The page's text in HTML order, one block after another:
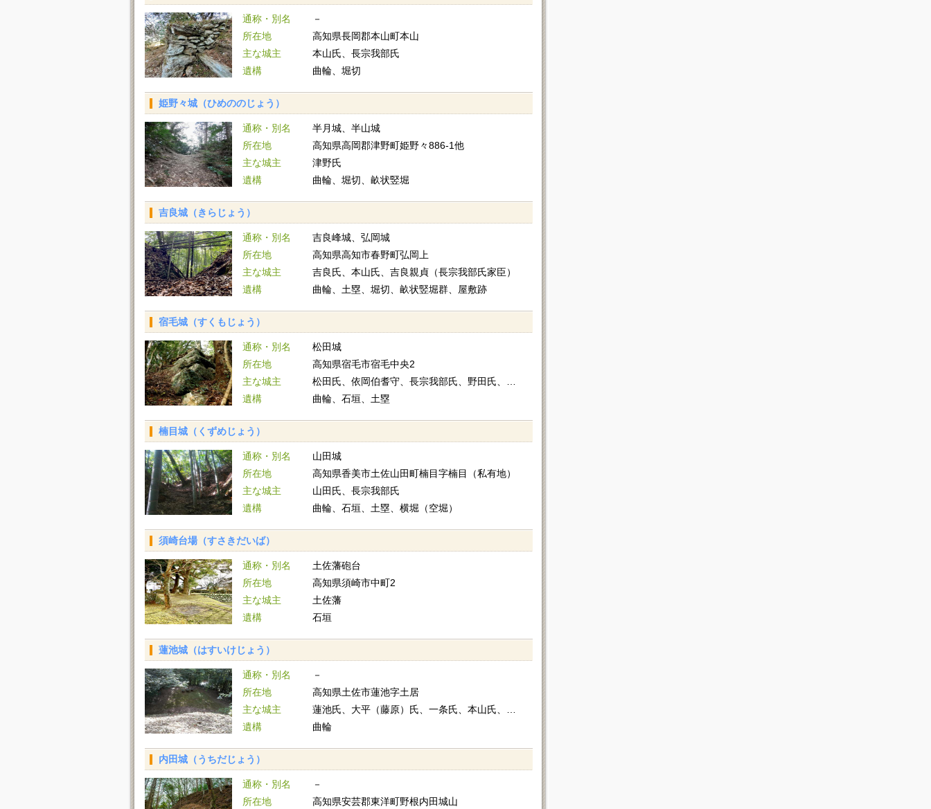
通称・別名
－
所在地
高知県長岡郡本山町本山
主な城主
本山氏、長宗我部氏
遺構
曲輪、堀切
姫野々城（ひめののじょう）
通称・別名
半月城、半山城
所在地
高知県高岡郡津野町姫野々886-1他
主な城主
津野氏
遺構
曲輪、堀切、畝状竪堀
吉良城（きらじょう）
通称・別名
吉良峰城、弘岡城
所在地
高知県高知市春野町弘岡上
主な城主
吉良氏、本山氏、吉良親貞（長宗我部氏家臣）
遺構
曲輪、土塁、堀切、畝状竪堀群、屋敷跡
宿毛城（すくもじょう）
通称・別名
松田城
所在地
高知県宿毛市宿毛中央2
主な城主
遺構
曲輪、石垣、土塁
楠目城（くずめじょう）
通称・別名
山田城
所在地
高知県香美市土佐山田町楠目字楠目（私有地）
主な城主
山田氏、長宗我部氏
遺構
曲輪、石垣、土塁、横堀（空堀）
須崎台場（すさきだいば）
通称・別名
土佐藩砲台
所在地
高知県須崎市中町2
主な城主
土佐藩
遺構
石垣
蓮池城（はすいけじょう）
通称・別名
－
所在地
高知県土佐市蓮池字土居
主な城主
遺構
曲輪
内田城（うちだじょう）
通称・別名
－
所在地
高知県安芸郡東洋町野根内田城山